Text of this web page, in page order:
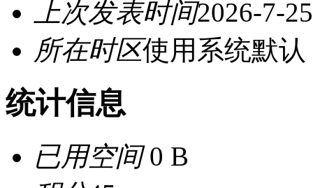
上次发表时间2026-7-
所在时区使用系统默认
统计信息
已用空间0 B